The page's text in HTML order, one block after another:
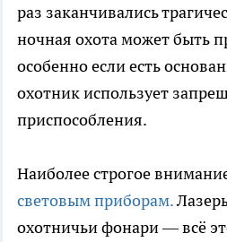
раз заканчивались
ночная охота может быть
особенно если есть
охотник использует
приспособления.
Наиболее строгое
световым приборам.
охотничьи фонари — всё